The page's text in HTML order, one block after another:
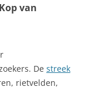
van
De streek
rietvelden,